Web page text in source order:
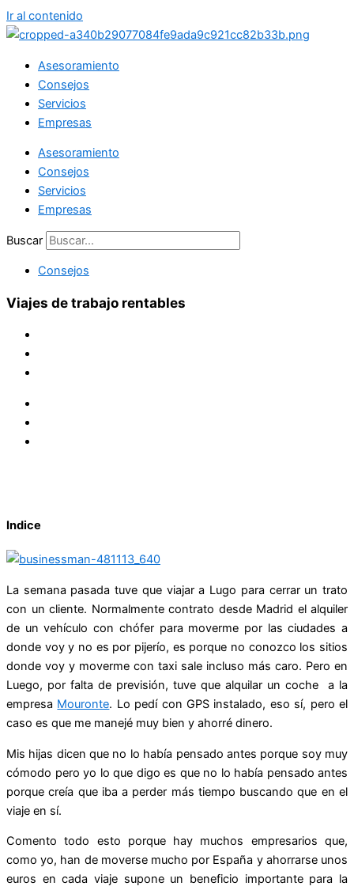
Ir al contenido
Asesoramiento
Consejos
Servicios
Empresas
Asesoramiento
Consejos
Servicios
Empresas
Buscar
Consejos
Viajes de trabajo rentables
Indice
La semana pasada tuve que viajar a Lugo para cerrar un trato
con un cliente. Normalmente contrato desde Madrid el alquiler
de un vehículo con chófer para moverme por las ciudades a
donde voy y no es por pijerío, es porque no conozco los sitios
donde voy y moverme con taxi sale incluso más caro. Pero en
Luego, por falta de previsión, tuve que alquilar un coche a la
empresa Mouronte. Lo pedí con GPS instalado, eso sí, pero el
caso es que me manejé muy bien y ahorré dinero.
Mis hijas dicen que no lo había pensado antes porque soy muy
cómodo pero yo lo que digo es que no lo había pensado antes
porque creía que iba a perder más tiempo buscando que en el
viaje en sí.
Comento todo esto porque hay muchos empresarios que,
como yo, han de moverse mucho por España y ahorrarse unos
euros en cada viaje supone un beneficio importante para la